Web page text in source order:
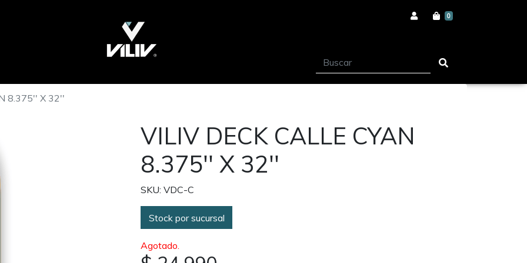
0
8.375'' X 32''
VILIV DECK CALLE CYAN
8.375'' X 32''
SKU: VDC-C
Stock por sucursal
Agotado.